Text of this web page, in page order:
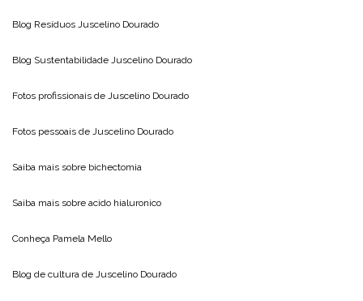
Blog Resíduos Juscelino Dourado
Blog Sustentabilidade Juscelino Dourado
Fotos profissionais de Juscelino Dourado
Fotos pessoais de Juscelino Dourado
Saiba mais sobre bichectomia
Saiba mais sobre acido hialuronico
Conheça Pamela Mello
Blog de cultura de Juscelino Dourado